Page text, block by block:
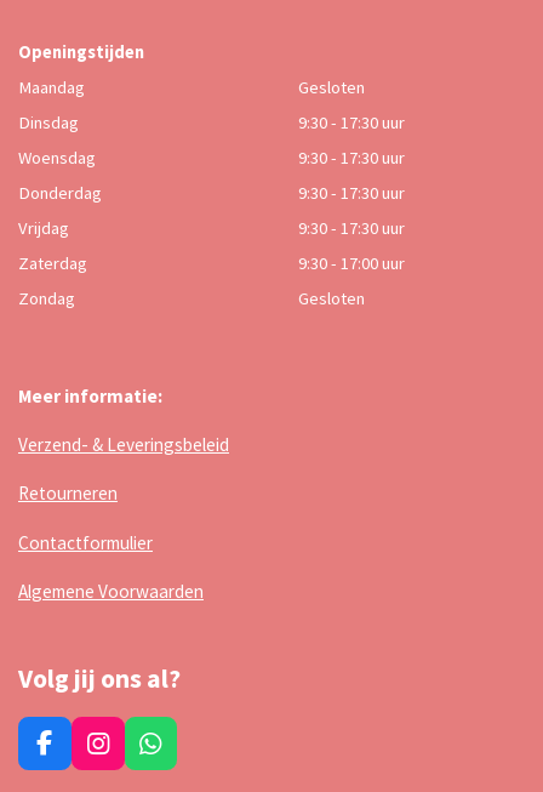
Openingstijden
Maandag
Gesloten
Dinsdag
9:30 - 17:30 uur
Woensdag
9:30 - 17:30 uur
Donderdag
9:30 - 17:30 uur
Vrijdag
9:30 - 17:30 uur
Zaterdag
9:30 - 17:00 uur
Zondag
Gesloten
Meer informatie:
Verzend- & Leveringsbeleid
Retourneren
Contactformulier
Algemene Voorwaarden
Volg jij ons al?
F
a
I
n
W
h